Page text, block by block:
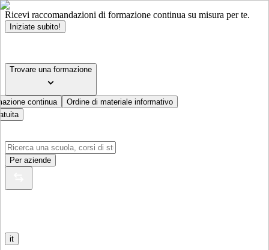
Ricevi raccomandazioni di formazione continua su misura per te.
Iniziate subito!
Trovare una formazione
continua
Ordine di materiale informativo
Per aziende
it